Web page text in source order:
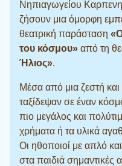
Νηπιαγωγείου
ζήσουν μια όμορφη
θεατρική παράσταση
του κόσμου» από τη
Ήλιος».
Μέσα από μια ζεστή και
ταξίδεψαν σε έναν
πιο μεγάλος και
χρήματα ή τα υλικά
Οι ηθοποιοί με απλό
στα παιδιά σημαντικές